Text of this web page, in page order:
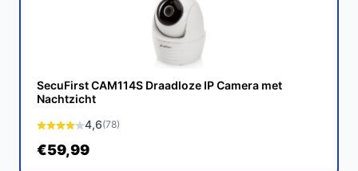
van hoge beeldkwaliteit en slimme technologie. Het
biedt een uitstekende prijs-kwaliteitverhouding voor
iedereen die serieus bezig is met thuisbeveiliging.
Ontdek alle specificaties en vergelijk prijzen op
past bij jouw behoeften!
SecuFirst CAM114S Draadloze IP Camera met
Nachtzicht
4,6(78)
€59,99